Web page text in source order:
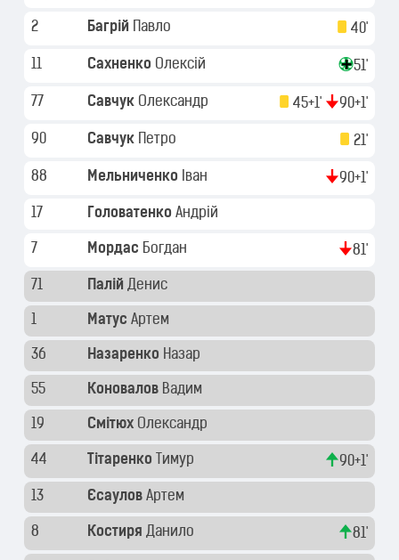
2 Багрій Павло 40'
11 Сахненко Олексій 51'
77 Савчук Олександр 45+1' 90+1'
90 Савчук Петро 21'
88 Мельниченко Іван 90+1'
17 Головатенко Андрій
7 Мордас Богдан 81'
71 Палій Денис
1 Матус Артем
36 Назаренко Назар
55 Коновалов Вадим
19 Смітюх Олександр
44 Тітаренко Тимур 90+1'
13 Єсаулов Артем
8 Костиря Данило 81'